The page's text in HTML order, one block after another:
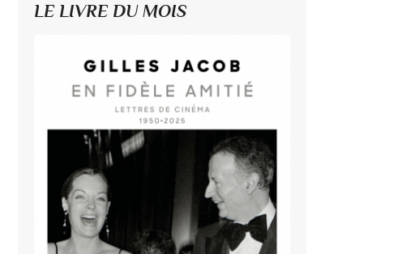
LE LIVRE DU MOIS